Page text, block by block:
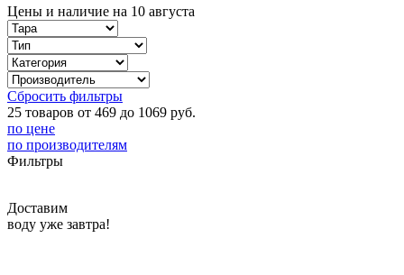
Цены и наличие на 10 августа
Сбросить фильтры
25 товаров от 469 до 1069 руб.
по цене
по производителям
Фильтры
Доставим
воду уже завтра!
Согласен
Не согласен
Ваш запрос отпрален
Введите адрес
отправим через 1 минуту